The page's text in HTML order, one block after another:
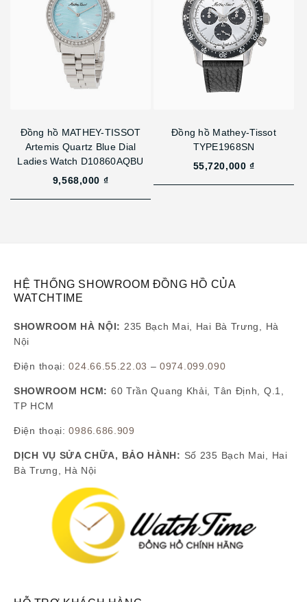
Đồng hồ MATHEY-TISSOT
Artemis Quartz Blue Dial
Ladies Watch D10860AQBU
9,568,000 ₫
Đồng hồ Mathey-Tissot
TYPE1968SN
55,720,000 ₫
HỆ THỐNG SHOWROOM ĐỒNG HỒ CỦA
WATCHTIME
SHOWROOM HÀ NỘI: 235 Bạch Mai, Hai Bà Trưng, Hà
Nội
Điện thoại:024.66.55.22.03 –0974.099.090
SHOWROOM HCM: 60 Trần Quang Khải, Tân Định, Q.1,
TP HCM
Điện thoại:0986.686.909
DỊCH VỤ SỬA CHỮA, BẢO HÀNH: Số 235 Bạch Mai, Hai
Bà Trưng, Hà Nội